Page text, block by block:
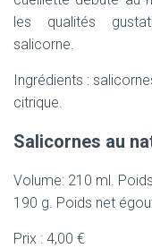
les qualités
salicorne.
Ingrédients :
citrique.
Salicornes au
Volume: 210 ml.
190 g. Poids net
Prix : 4,00 €